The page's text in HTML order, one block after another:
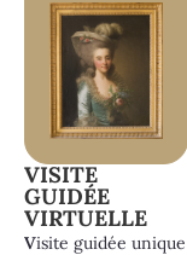
VISITE
GUIDÉE
VIRTUELLE
Visite guidée unique